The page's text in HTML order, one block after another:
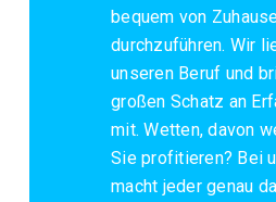
bequem von
durchzuführen. Wir
unseren Beruf und
großen Schatz an
mit. Wetten, davon
Sie profitieren? Bei
macht jeder genau